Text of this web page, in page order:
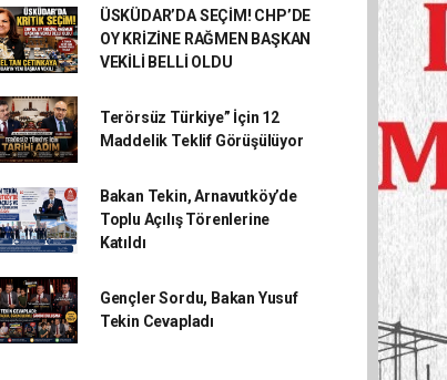
ÜSKÜDAR’DA SEÇİM! CHP’DE
OY KRİZİNE RAĞMEN BAŞKAN
VEKİLİ BELLİ OLDU
Terörsüz Türkiye” İçin 12
Maddelik Teklif Görüşülüyor
Bakan Tekin, Arnavutköy’de
Toplu Açılış Törenlerine
Katıldı
Gençler Sordu, Bakan Yusuf
Tekin Cevapladı